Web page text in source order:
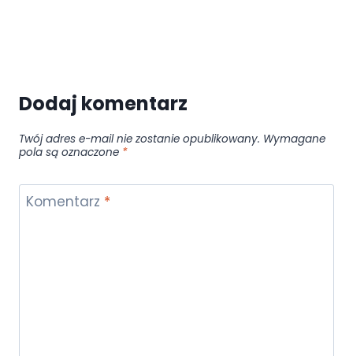
Dodaj komentarz
Twój adres e-mail nie zostanie opublikowany. Wymagane
pola są oznaczone *
Komentarz *